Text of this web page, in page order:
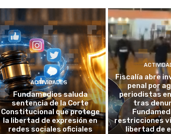
ACTIVIDADES
Fundamedios saluda
sentencia de la Corte
Constitucional que protege
la libertad de expresión en
redes sociales oficiales
Fiscalía abre
penal por
periodistas
tras
restricciones
libertad de